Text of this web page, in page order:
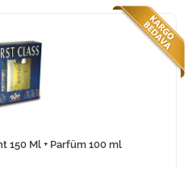
150 Ml + Parfüm 100 ml